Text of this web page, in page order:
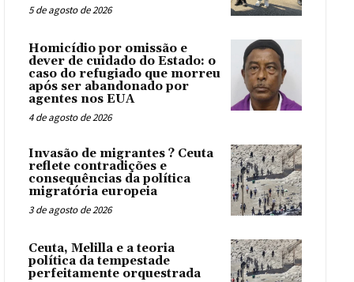
5 de agosto de 2026
Homicídio por omissão e
dever de cuidado do Estado: o
caso do refugiado que morreu
após ser abandonado por
agentes nos EUA
4 de agosto de 2026
Invasão de migrantes ? Ceuta
reflete contradições e
consequências da política
migratória europeia
3 de agosto de 2026
Ceuta, Melilla e a teoria
política da tempestade
perfeitamente orquestrada